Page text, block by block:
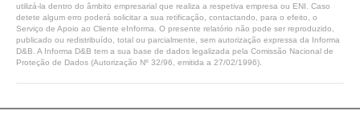
utilizá-la dentro do âmbito empresarial que realiza a respetiva empresa ou ENI. Caso
detete algum erro poderá solicitar a sua retificação, contactando, para o efeito, o
Serviço de Apoio ao Cliente eInforma. O presente relatório não pode ser reproduzido,
publicado ou redistribuído, total ou parcialmente, sem autorização expressa da Informa
D&B. A Informa D&B tem a sua base de dados legalizada pela Comissão Nacional de
Proteção de Dados (Autorização Nº 32/96, emitida a 27/02/1996).